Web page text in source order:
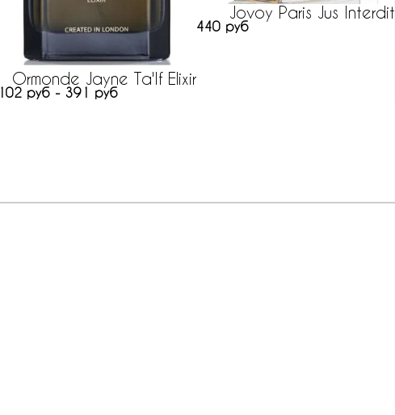
Ormonde Jayne Ta'If Elixir
102 руб - 391 руб
Jovoy Paris Jus Interdit
440 руб